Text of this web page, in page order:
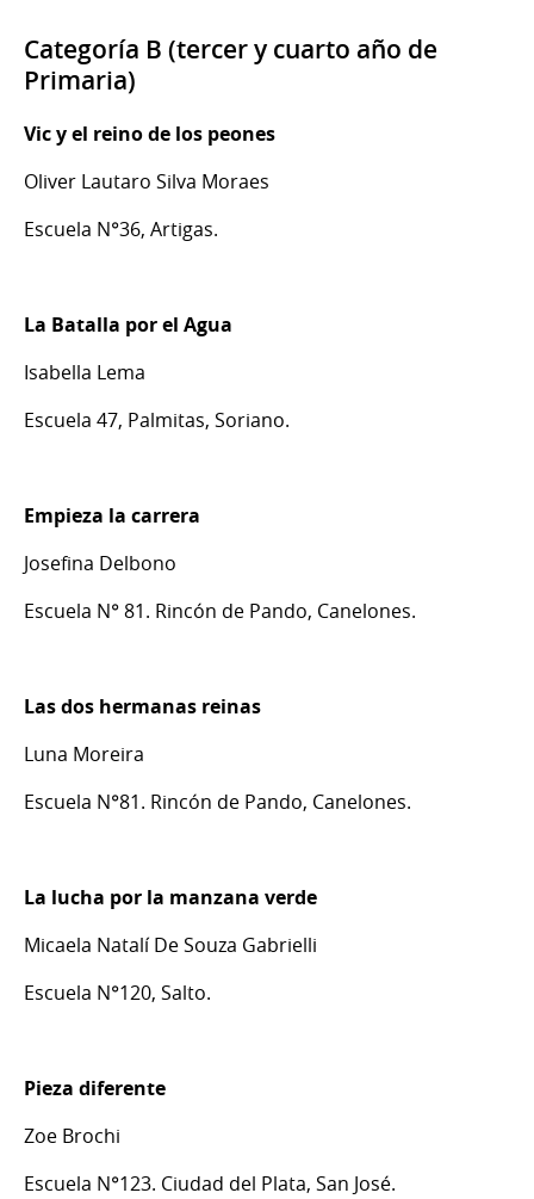
Categoría B (tercer y cuarto año de
Primaria)
Vic y el reino de los peones
Oliver Lautaro Silva Moraes
Escuela N°36, Artigas.
La Batalla por el Agua
Isabella Lema
Escuela 47, Palmitas, Soriano.
Empieza la carrera
Josefina Delbono
Escuela N° 81. Rincón de Pando, Canelones.
Las dos hermanas reinas
Luna Moreira
Escuela N°81. Rincón de Pando, Canelones.
La lucha por la manzana verde
Micaela Natalí De Souza Gabrielli
Escuela N°120, Salto.
Pieza diferente
Zoe Brochi
Escuela N°123. Ciudad del Plata, San José.